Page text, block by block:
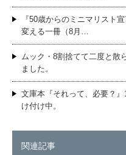
『50歳からのミニマリスト
変える一冊（8月…
ムック・8割捨てて二度と散
ました。
文庫本『それって、必要？
け付け中。
関連記事